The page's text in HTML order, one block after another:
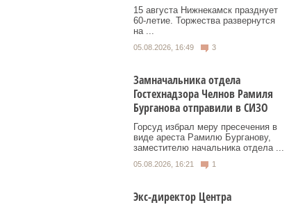
15 августа Нижнекамск празднует
60‑летие. Торжества развернутся
на ...
05.08.2026, 16:49 3
Замначальника отдела
Гостехнадзора Челнов Рамиля
Бурганова отправили в СИЗО
Горсуд избрал меру пресечения в
виде ареста Рамилю Бурганову,
заместителю начальника отдела ...
05.08.2026, 16:21 1
Экс-директор Центра